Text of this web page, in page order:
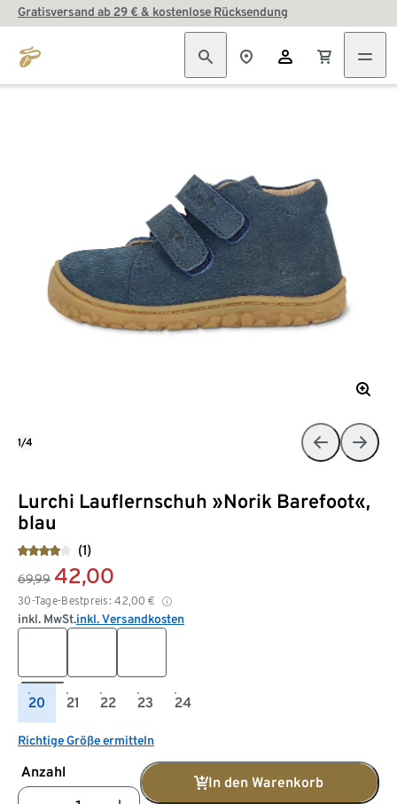
Gratisversand ab 29 € & kostenlose Rücksendung
Lurchi Lauflernschuh »Norik Barefoot«,
blau
(1)
69,99 42,00
30-Tage-Bestpreis: 42,00 €
inkl. MwSt.inkl. Versandkosten
20 21 22 23 24
Richtige Größe ermitteln
Anzahl
In den Warenkorb
1/4